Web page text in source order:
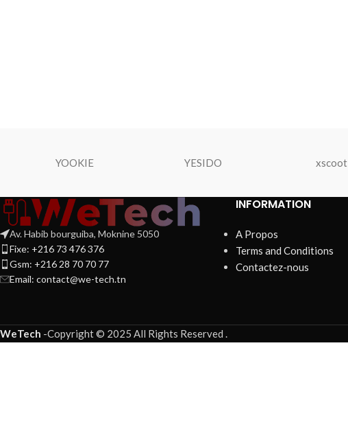
YOOKIE YESIDO xscoot
Av. Habib bourguiba, Moknine 5050
Fixe: +216 73 476 376
Gsm: +216 28 70 70 77
Email: contact@we-tech.tn
INFORMATION
A Propos
Terms and Conditions
Contactez-nous
WeTech -Copyright © 2025 All Rights Reserved